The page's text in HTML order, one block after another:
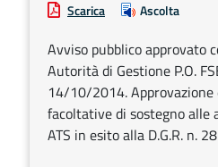
Scarica Ascolta
Avviso pubblico approvato
Autorità di Gestione P.O.
14/10/2014. Approvazione
facoltative di sostegno
ATS in esito alla D.G.R. n.